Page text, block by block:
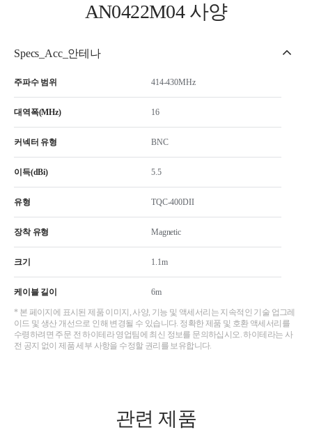
AN0422M04 사양
Specs_Acc_안테나
주파수 범위 414-430MHz
대역폭(MHz) 16
커넥터 유형 BNC
이득(dBi) 5.5
유형 TQC-400DII
장착 유형 Magnetic
크기 1.1m
케이블 길이 6m
* 본 페이지에 표시된 제품 이미지, 사양, 기능 및 액세서리는 지속적인 기술 업그레
이드 및 생산 개선으로 인해 변경될 수 있습니다. 정확한 제품 및 호환 액세서리를
수령하려면 주문 전 하이테라 영업팀에 최신 정보를 문의하십시오. 하이테라는 사
전 공지 없이 제품 세부 사항을 수정할 권리를 보유합니다.
관련 제품